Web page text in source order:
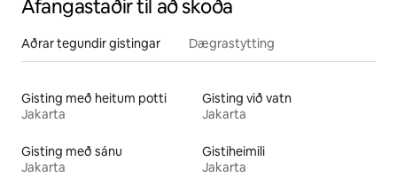
Áfangastaðir til að skoða
Aðrar tegundir gistingar Dægrastytting
Gisting með heitum potti
Jakarta
Gisting við vatn
Jakarta
Gisting með sánu
Jakarta
Gistiheimili
Jakarta